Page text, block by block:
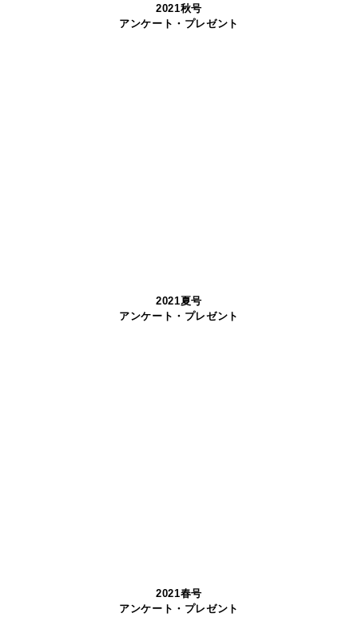
2021秋号
アンケート・プレゼント
2021夏号
アンケート・プレゼント
2021春号
アンケート・プレゼント